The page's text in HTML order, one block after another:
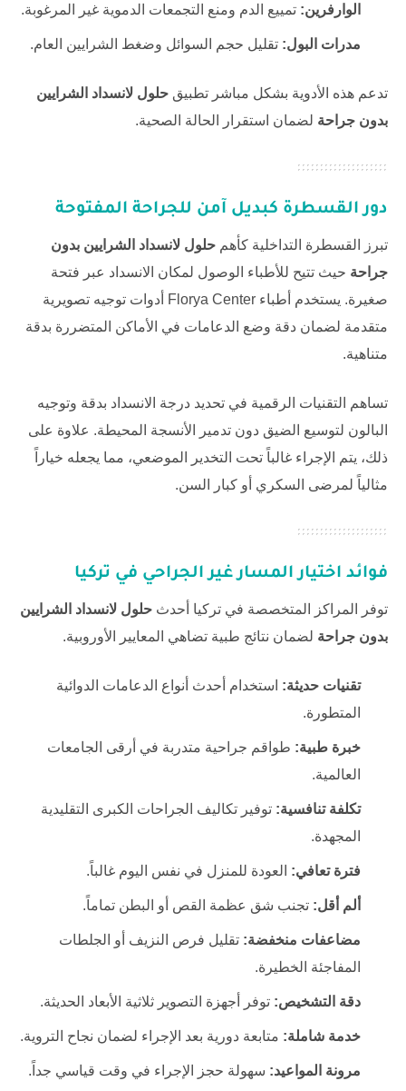
الوارفرين: تمييع الدم ومنع التجمعات الدموية غير المرغوبة.
مدرات البول: تقليل حجم السوائل وضغط الشرايين العام.
تدعم هذه الأدوية بشكل مباشر تطبيق حلول لانسداد الشرايين
بدون جراحة لضمان استقرار الحالة الصحية.
دور القسطرة كبديل آمن للجراحة المفتوحة
تبرز القسطرة التداخلية كأهم حلول لانسداد الشرايين بدون
جراحة حيث تتيح للأطباء الوصول لمكان الانسداد عبر فتحة
صغيرة. يستخدم أطباء Florya Center أدوات توجيه تصويرية
متقدمة لضمان دقة وضع الدعامات في الأماكن المتضررة بدقة
متناهية.
تساهم التقنيات الرقمية في تحديد درجة الانسداد بدقة وتوجيه
البالون لتوسيع الضيق دون تدمير الأنسجة المحيطة. علاوة على
ذلك، يتم الإجراء غالباً تحت التخدير الموضعي، مما يجعله خياراً
مثالياً لمرضى السكري أو كبار السن.
فوائد اختيار المسار غير الجراحي في تركيا
توفر المراكز المتخصصة في تركيا أحدث حلول لانسداد الشرايين
بدون جراحة لضمان نتائج طبية تضاهي المعايير الأوروبية.
تقنيات حديثة: استخدام أحدث أنواع الدعامات الدوائية
المتطورة.
خبرة طبية: طواقم جراحية متدربة في أرقى الجامعات
العالمية.
تكلفة تنافسية: توفير تكاليف الجراحات الكبرى التقليدية
المجهدة.
فترة تعافي: العودة للمنزل في نفس اليوم غالباً.
ألم أقل: تجنب شق عظمة القص أو البطن تماماً.
مضاعفات منخفضة: تقليل فرص النزيف أو الجلطات
المفاجئة الخطيرة.
دقة التشخيص: توفر أجهزة التصوير ثلاثية الأبعاد الحديثة.
خدمة شاملة: متابعة دورية بعد الإجراء لضمان نجاح التروية.
مرونة المواعيد: سهولة حجز الإجراء في وقت قياسي جداً.